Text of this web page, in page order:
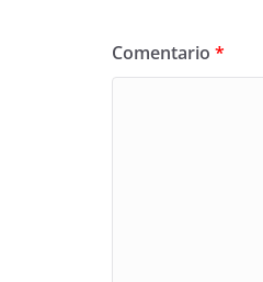
Comentario *